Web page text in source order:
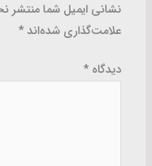
نشانی ایمیل شما منتشر
علامت‌گذاری شده‌اند*
دیدگاه*